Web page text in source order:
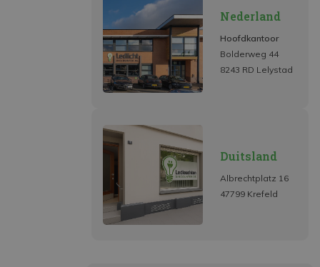
Nederland
Hoofdkantoor
Bolderweg 44
8243 RD Lelystad
Duitsland
Albrechtplatz 16
47799 Krefeld